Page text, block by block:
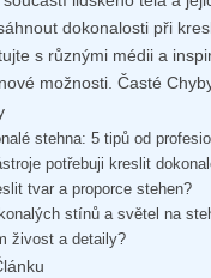
dokonalosti při
s různými médii a
možnosti. Časté
stehna: 5 tipů od
potřebuji kreslit
tvar a proporce stehen?
stínů a světel na
živost a detaily?